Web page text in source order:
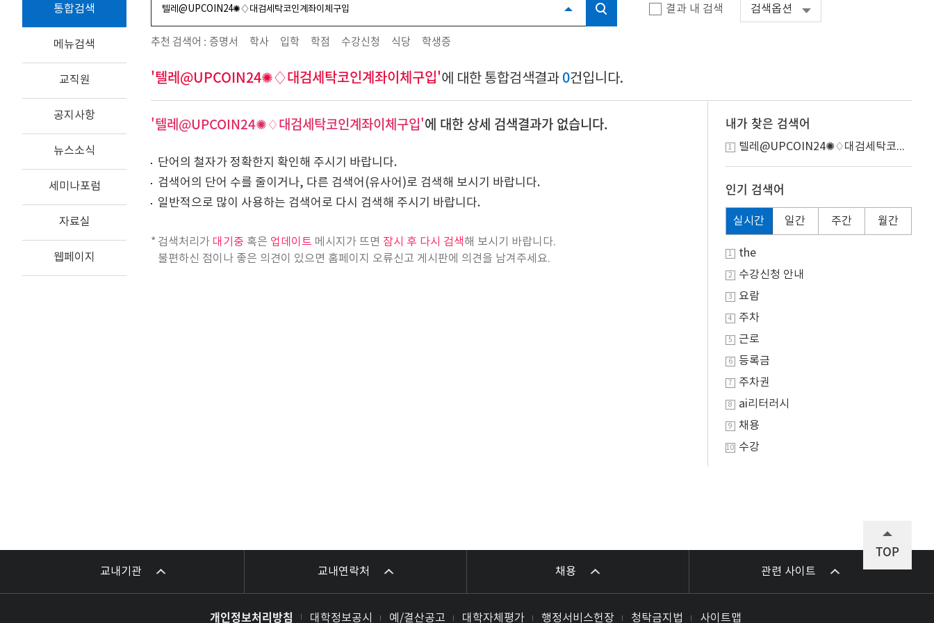
통합검색
메뉴검색
교직원
공지사항
뉴스소식
세미나포럼
자료실
웹페이지
결과 내 검색 검색옵션
추천 검색어 : 증명서 학사 입학 학점 수강신청 식당 학생증
'텔레@UPCOIN24✺♢대검세탁코인계좌이체구입'에 대한 통합검색결과 0건입니다.
'텔레@UPCOIN24✺♢대검세탁코인계좌이체구입'에 대한 상세 검색결과가 없습니다.
단어의 철자가 정확한지 확인해 주시기 바랍니다.
검색어의 단어 수를 줄이거나, 다른 검색어(유사어)로 검색해 보시기 바랍니다.
일반적으로 많이 사용하는 검색어로 다시 검색해 주시기 바랍니다.
검색처리가 대기중 혹은 업데이트 메시지가 뜨면 잠시 후 다시 검색해 보시기 바랍니다.
불편하신 점이나 좋은 의견이 있으면 홈페이지 오류신고 게시판에 의견을 남겨주세요.
내가 찾은 검색어
1 텔레@UPCOIN24✺♢대검세탁코인..
인기 검색어
실시간 일간 주간 월간
1 the
2 수강신청 안내
3 요람
4 주차
5 근로
6 등록금
7 주차권
8 ai리터러시
9 채용
10 수강
교내기관 교내연락처 채용 관련 사이트
개인정보처리방침 대학정보공시 예/결산공고 대학자체평가 행정서비스헌장 청탁금지법 사이트맵
TOP